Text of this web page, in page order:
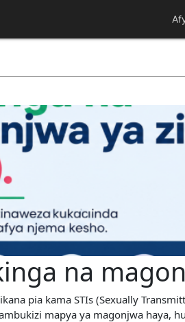
na
pia kama STIs (Sexually
mapya ya magonjwa haya,